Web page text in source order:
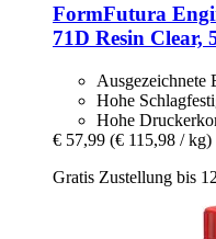
FormFutura
71D Resin Clear,
Ausgezeichnete
Hohe
Hohe
€ 57,99 (€ 115,98 / kg)
Gratis Zustellung bis